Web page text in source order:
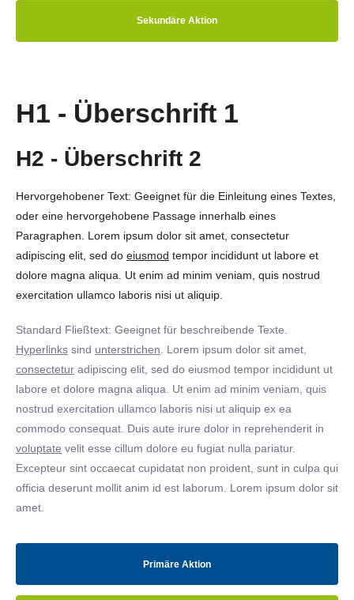
Sekundäre Aktion
H1 - Überschrift 1
H2 - Überschrift 2
Hervorgehobener Text: Geeignet für die Einleitung eines Textes,
oder eine hervorgehobene Passage innerhalb eines
Paragraphen. Lorem ipsum dolor sit amet, consectetur
adipiscing elit, sed do eiusmod tempor incididunt ut labore et
dolore magna aliqua. Ut enim ad minim veniam, quis nostrud
exercitation ullamco laboris nisi ut aliquip.
Standard Fließtext: Geeignet für beschreibende Texte.
Hyperlinks sind unterstrichen . Lorem ipsum dolor sit amet,
consectetur adipiscing elit, sed do eiusmod tempor incididunt ut
labore et dolore magna aliqua. Ut enim ad minim veniam, quis
nostrud exercitation ullamco laboris nisi ut aliquip ex ea
commodo consequat. Duis aute irure dolor in reprehenderit in
voluptate velit esse cillum dolore eu fugiat nulla pariatur.
Excepteur sint occaecat cupidatat non proident, sunt in culpa qui
officia deserunt mollit anim id est laborum. Lorem ipsum dolor sit
amet.
Primäre Aktion